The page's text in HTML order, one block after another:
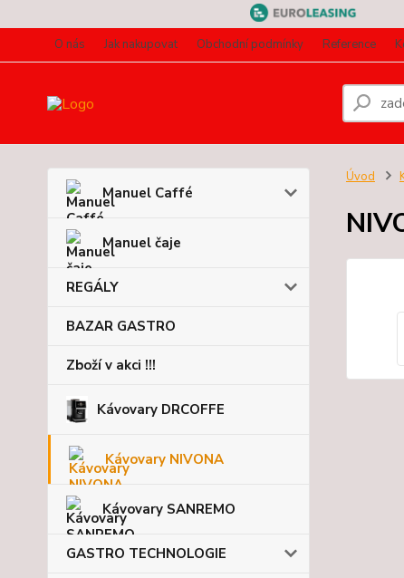
O nás Jak nakupovat Obchodní podmínky Reference
Manuel Caffé
Manuel čaje
REGÁLY
BAZAR GASTRO
Zboží v akci !!!
Kávovary DRCOFFE
Kávovary NIVONA
Kávovary SANREMO
GASTRO TECHNOLOGIE
Úvod